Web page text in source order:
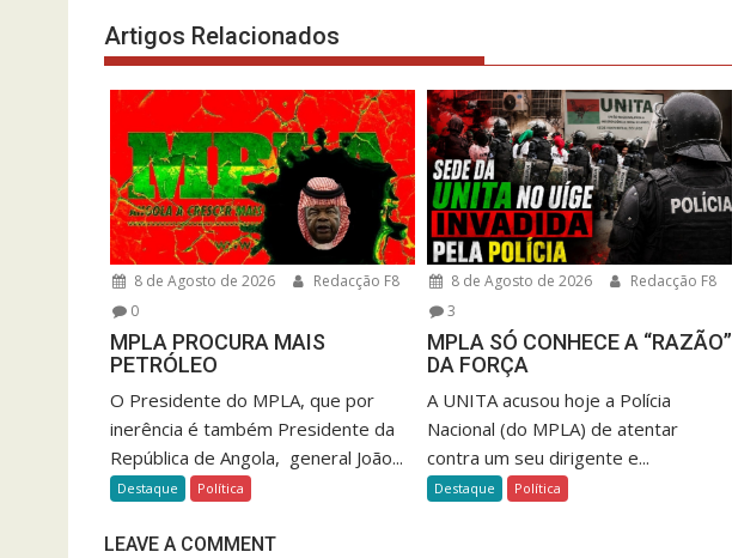
Artigos Relacionados
8 de Agosto de 2026
Redacção F8
0
MPLA PROCURA MAIS
PETRÓLEO
O Presidente do MPLA, que por
inerência é também Presidente da
República de Angola, general João...
Destaque Política
8 de Agosto de 2026
Redacção F8
3
MPLA SÓ CONHECE A “RAZÃO”
DA FORÇA
A UNITA acusou hoje a Polícia
Nacional (do MPLA) de atentar
contra um seu dirigente e...
Destaque Política
LEAVE A COMMENT